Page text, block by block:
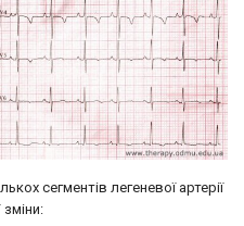
сегментів легеневої артерії